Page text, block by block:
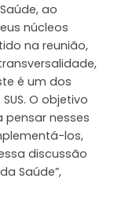
ao
núcleos
na reunião,
é um dos
O objetivo
nesses
los,
discussão
Saúde”,